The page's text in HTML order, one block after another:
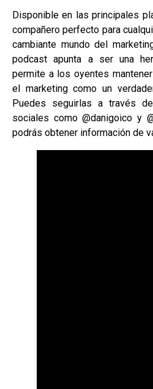
Disponible en las principales
compañero perfecto para
cambiante mundo del
podcast apunta a ser una
permite a los oyentes
el marketing como un
Puedes seguirlas a través
sociales como @danigoico y
podrás obtener información de